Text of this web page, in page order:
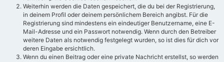
Weiterhin werden die Daten gespeichert, die du bei der Registrierung,
in deinem Profil oder deinem persönlichem Bereich angibst. Für die
Registrierung sind mindestens ein eindeutiger Benutzername, eine E-
Mail-Adresse und ein Passwort notwendig. Wenn durch den Betreiber
weitere Daten als notwendig festgelegt wurden, so ist dies für dich vor
deren Eingabe ersichtlich.
Wenn du einen Beitrag oder eine private Nachricht erstellst, so werden